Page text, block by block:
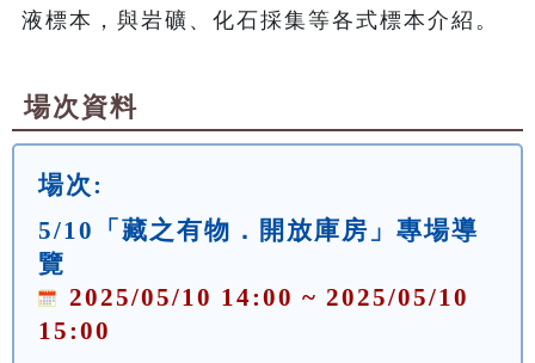
液標本，與岩礦、化石採集等各式標本介紹。
場次資料
場次:
5/10「藏之有物．開放庫房」專場導
覽
2025/05/10 14:00 ~ 2025/05/10
15:00